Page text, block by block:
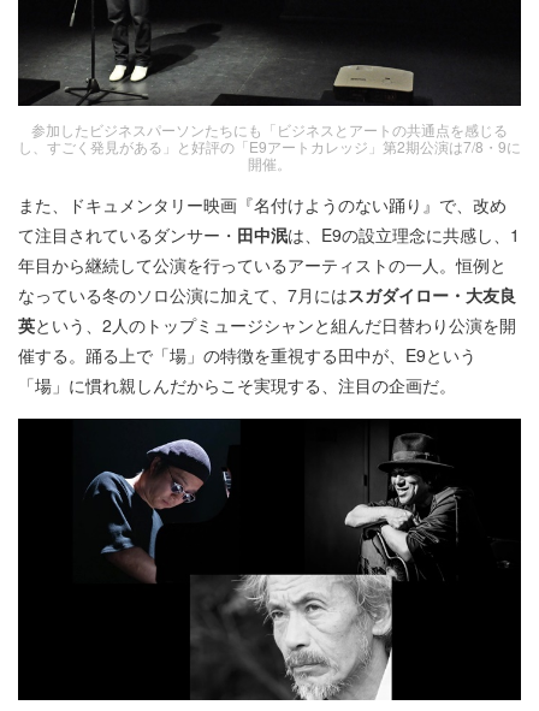
参加したビジネスパーソンたちにも「ビジネスとアートの共通点を感じる
し、すごく発見がある」と好評の「E9アートカレッジ」第2期公演は7/8・9に
開催。
また、ドキュメンタリー映画『名付けようのない踊り』で、改め
て注目されているダンサー・ 田中泯は、E9の設立理念に共感し、1
年目から継続して公演を行っているアーティストの一人。恒例と
なっている冬のソロ公演に加えて、7月にはスガダイロー・大友良
英という、2人のトップミュージシャンと組んだ日替わり公演を開
催する。踊る上で「場」の特徴を重視する田中が、E9という
「場」に慣れ親しんだからこそ実現する、注目の企画だ。